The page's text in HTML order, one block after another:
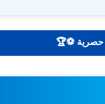
تحليلات - أخبار حصرية ⚽🏆